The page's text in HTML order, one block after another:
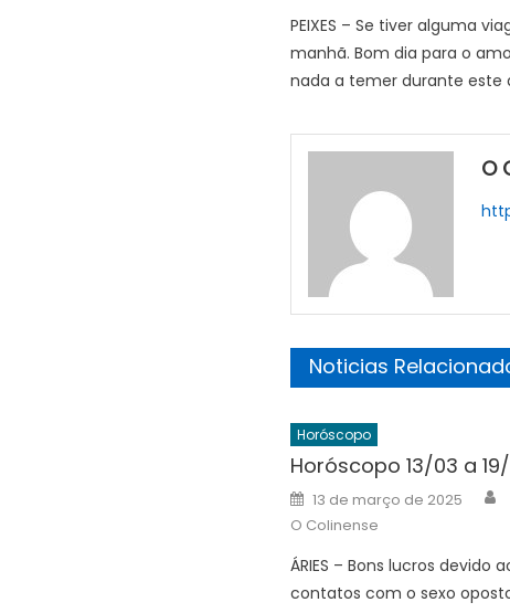
PEIXES – Se tiver alguma
manhã. Bom dia para o
nada a temer durante este
O
Noticias
Horóscopo
Horóscopo 13/03 a
Posted
on
13 de março de 2025
O Colinense
ÁRIES – Bons lucros devido
contatos com o sexo